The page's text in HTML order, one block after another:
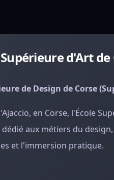
d'Art de
de Design de Corse
en Corse, l'École
aux métiers du
et l'immersion pratique.